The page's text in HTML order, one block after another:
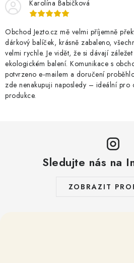
p
v
k
y
v
ý
p
Karolína Babičková
Obchod Jezto.cz mě velmi příjemně
dárkový balíček, krásně zabaleno,
velmi rychle. Je vidět, že si dávají
ekologickém balení. Komunikace s
potvrzeno e‑mailem a doručení
zde nenakupuji naposledy – ideální
produkce.
Sledujte nás na
ZOBRAZIT